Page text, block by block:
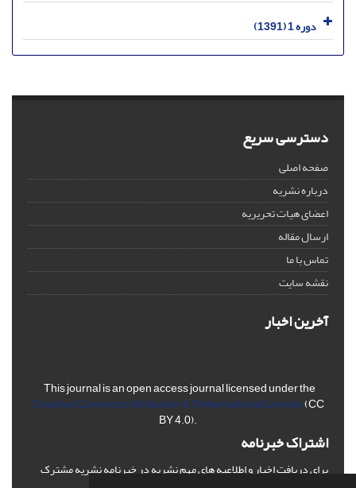
دوره 1 (1391)
دسترسی سریع
صفحه اصلی
درباره نشریه
اعضای هیات تحریریه
ارسال مقاله
تماس با ما
نقشه سایت
آخرین اخبار
This journal is an open access journal licensed under the
Creative Commons Attribution 4.0 International License(CC
BY 4.0).
اشتراک خبرنامه
برای دریافت اخبار و اطلاعیه های مهم نشریه در خبرنامه نشریه مشترک